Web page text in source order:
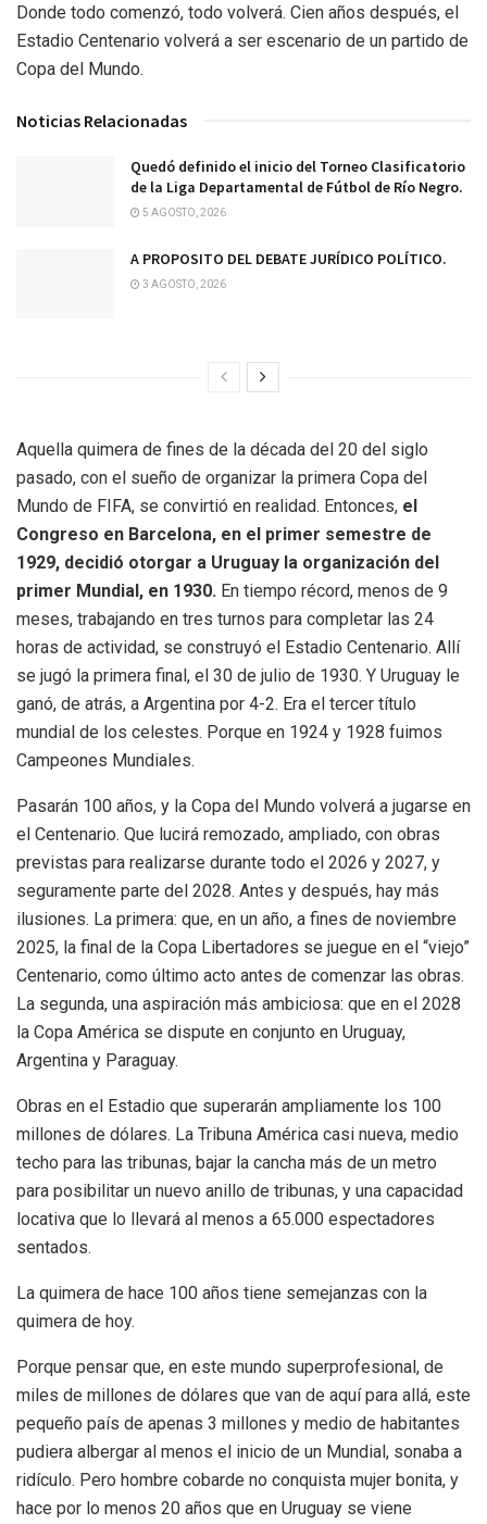
Donde todo comenzó, todo volverá. Cien años después, el
Estadio Centenario volverá a ser escenario de un partido de
Copa del Mundo.
Noticias Relacionadas
Quedó definido el inicio del Torneo Clasificatorio
de la Liga Departamental de Fútbol de Río Negro.
5 AGOSTO, 2026
A PROPOSITO DEL DEBATE JURÍDICO POLÍTICO.
3 AGOSTO, 2026
Aquella quimera de fines de la década del 20 del siglo
pasado, con el sueño de organizar la primera Copa del
Mundo de FIFA, se convirtió en realidad. Entonces, el
Congreso en Barcelona, en el primer semestre de
1929, decidió otorgar a Uruguay la organización del
primer Mundial, en 1930. En tiempo récord, menos de 9
meses, trabajando en tres turnos para completar las 24
horas de actividad, se construyó el Estadio Centenario. Allí
se jugó la primera final, el 30 de julio de 1930. Y Uruguay le
ganó, de atrás, a Argentina por 4-2. Era el tercer título
mundial de los celestes. Porque en 1924 y 1928 fuimos
Campeones Mundiales.
Pasarán 100 años, y la Copa del Mundo volverá a jugarse en
el Centenario. Que lucirá remozado, ampliado, con obras
previstas para realizarse durante todo el 2026 y 2027, y
seguramente parte del 2028. Antes y después, hay más
ilusiones. La primera: que, en un año, a fines de noviembre
2025, la final de la Copa Libertadores se juegue en el “viejo”
Centenario, como último acto antes de comenzar las obras.
La segunda, una aspiración más ambiciosa: que en el 2028
la Copa América se dispute en conjunto en Uruguay,
Argentina y Paraguay.
Obras en el Estadio que superarán ampliamente los 100
millones de dólares. La Tribuna América casi nueva, medio
techo para las tribunas, bajar la cancha más de un metro
para posibilitar un nuevo anillo de tribunas, y una capacidad
locativa que lo llevará al menos a 65.000 espectadores
sentados.
La quimera de hace 100 años tiene semejanzas con la
quimera de hoy.
Porque pensar que, en este mundo superprofesional, de
miles de millones de dólares que van de aquí para allá, este
pequeño país de apenas 3 millones y medio de habitantes
pudiera albergar al menos el inicio de un Mundial, sonaba a
ridículo. Pero hombre cobarde no conquista mujer bonita, y
hace por lo menos 20 años que en Uruguay se viene